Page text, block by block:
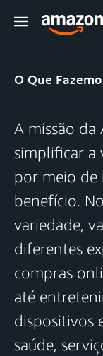
Menu
O Que
A missão da
simplificar a
por meio de
benefício.
variedade,
diferentes
compras
até
dispositivos
saúde,